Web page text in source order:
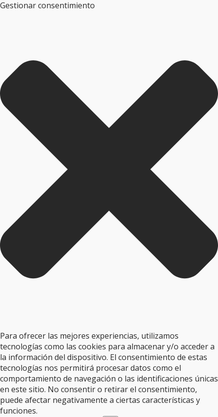
Gestionar consentimiento
Para ofrecer las mejores experiencias, utilizamos
tecnologías como las cookies para almacenar y/o acceder a
la información del dispositivo. El consentimiento de estas
tecnologías nos permitirá procesar datos como el
comportamiento de navegación o las identificaciones únicas
en este sitio. No consentir o retirar el consentimiento,
puede afectar negativamente a ciertas características y
funciones.